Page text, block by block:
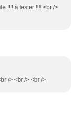
!!!! à tester !!!! <br />
/> <br /> <br />